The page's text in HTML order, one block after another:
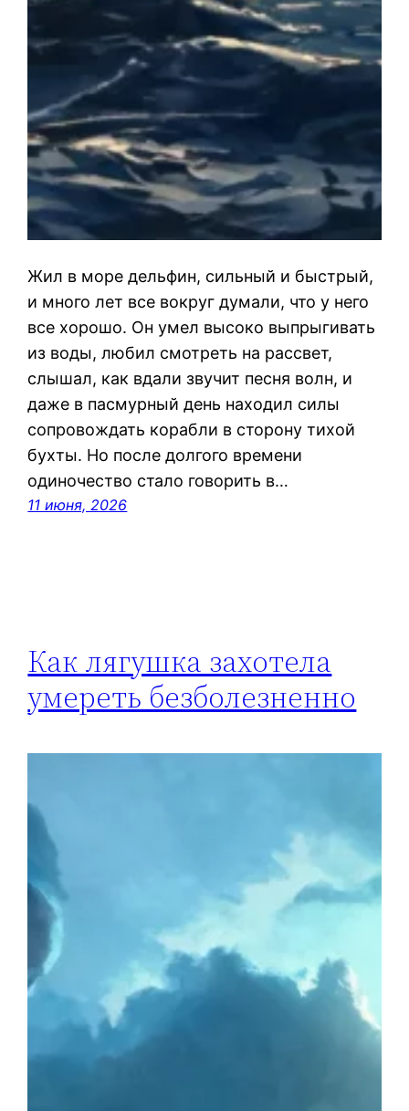
Жил в море дельфин, сильный и быстрый,
и много лет все вокруг думали, что у него
все хорошо. Он умел высоко выпрыгивать
из воды, любил смотреть на рассвет,
слышал, как вдали звучит песня волн, и
даже в пасмурный день находил силы
сопровождать корабли в сторону тихой
бухты. Но после долгого времени
одиночество стало говорить в…
11 июня, 2026
Как лягушка захотела
умереть безболезненно